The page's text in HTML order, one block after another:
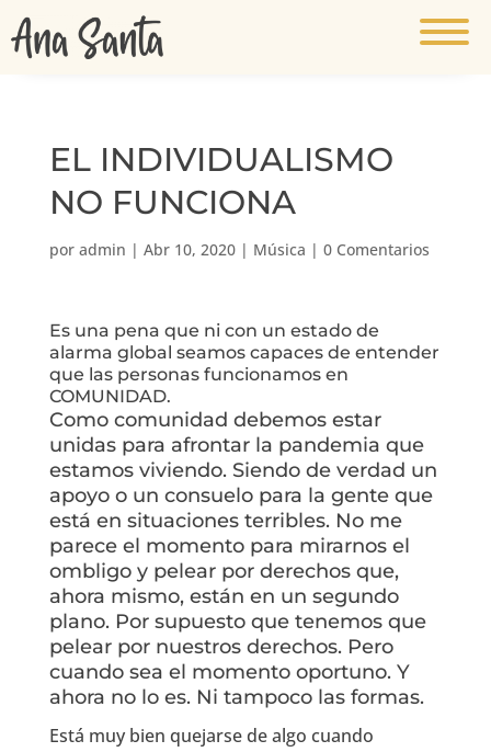
EL INDIVIDUALISMO
NO FUNCIONA
por admin | Abr 10, 2020| Música | 0 Comentarios
Es una pena que ni con un estado de
alarma global seamos capaces de entender
que las personas funcionamos en
COMUNIDAD.
Como comunidad debemos estar
unidas para afrontar la pandemia que
estamos viviendo. Siendo de verdad un
apoyo o un consuelo para la gente que
está en situaciones terribles. No me
parece el momento para mirarnos el
ombligo y pelear por derechos que,
ahora mismo, están en un segundo
plano. Por supuesto que tenemos que
pelear por nuestros derechos. Pero
cuando sea el momento oportuno. Y
ahora no lo es. Ni tampoco las formas.
Está muy bien quejarse de algo cuando